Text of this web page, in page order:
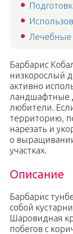
Лечебные
Барбарис
низкорослый
активно
ландшафтные
любители.
территорию,
нарезать и
о
участках.
Описание
Барбарис
собой
Шаровидная
побегов с